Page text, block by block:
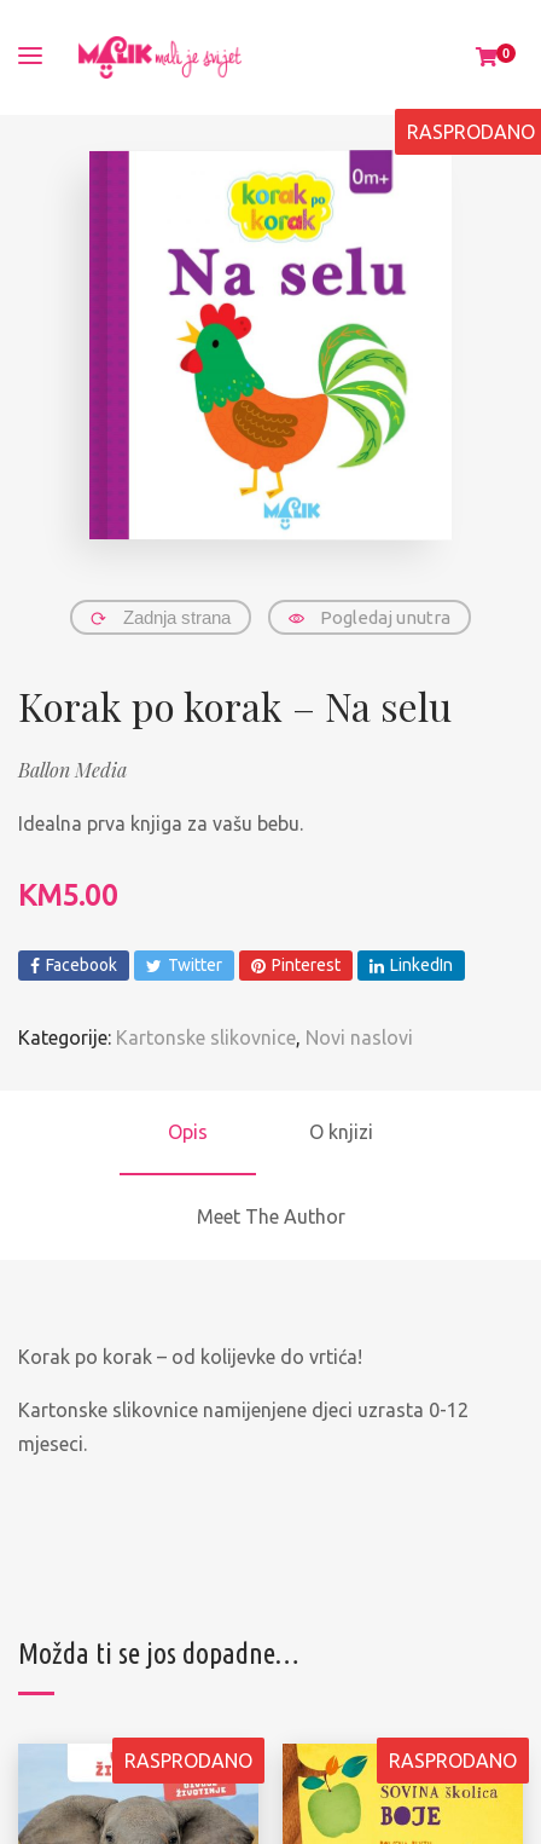
0
Zadnja strana Pogledaj unutra
RASPRODANO
Korak po korak – Na selu
Ballon Media
Idealna prva knjiga za vašu bebu.
KM5.00
Facebook Twitter Pinterest LinkedIn
Kategorije: Kartonske slikovnice, Novi naslovi
Opis O knjizi
Meet The Author
Korak po korak – od kolijevke do vrtića!
Kartonske slikovnice namijenjene djeci uzrasta 0-12
mjeseci.
Možda ti se jos dopadne…
RASPRODANO RASPRODANO